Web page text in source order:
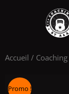
Accueil / Coaching
Promo !